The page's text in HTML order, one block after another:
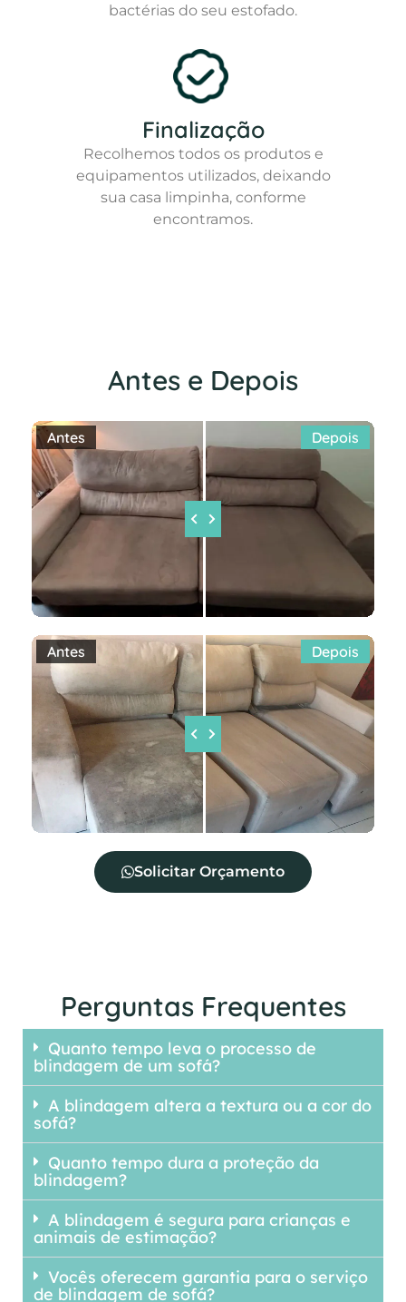
bactérias do seu estofado.
Finalização
Recolhemos todos os produtos e
equipamentos utilizados, deixando
sua casa limpinha, conforme
encontramos.
Antes e Depois
Antes Depois
Antes Depois
Solicitar Orçamento
Perguntas Frequentes
Quanto tempo leva o processo de
blindagem de um sofá?
A blindagem altera a textura ou a cor do
sofá?
Quanto tempo dura a proteção da
blindagem?
A blindagem é segura para crianças e
animais de estimação?
Vocês oferecem garantia para o serviço
de blindagem de sofá?